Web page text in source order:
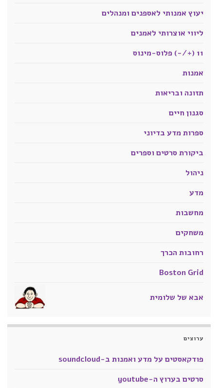
יעוץ אמנותי לאספנים ומנהלים
ליווי אוצרותי לאמנים
11 (+/-) פלוס-מינוס
אמנות
תזונה ובריאות
סגנון חיים
ספרות מדע בדיוני
ביקורת סרטים וספרים
ניהול
מדע
מחשבות
משחקים
רחובות הכרך
Boston Grid
אבא של שלומית
ערוצים
פודקאסטים על מדע ואמנות ב-soundcloud
סרטים בערוץ ה-youtube